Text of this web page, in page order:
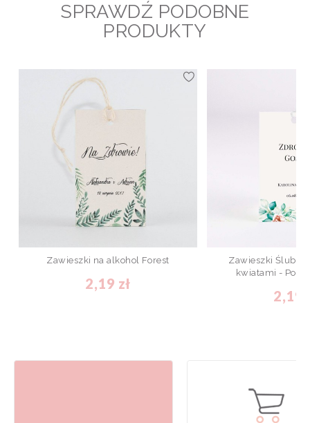
SPRAWDŹ PODOBNE
PRODUKTY
Zawieszki na alkohol Forest
2,19 zł
Zawieszki
kwiatami -
2,19